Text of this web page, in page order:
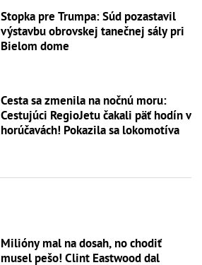
Stopka pre Trumpa: Súd pozastavil
výstavbu obrovskej tanečnej sály pri
Bielom dome
Cesta sa zmenila na nočnú moru:
Cestujúci RegioJetu čakali päť hodín v
horúčavách! Pokazila sa lokomotíva
Milióny mal na dosah, no chodiť
musel pešo! Clint Eastwood dal